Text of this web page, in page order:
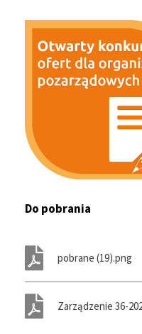
Do pobrania
pobrane (19).png
Zarządzenie 36-